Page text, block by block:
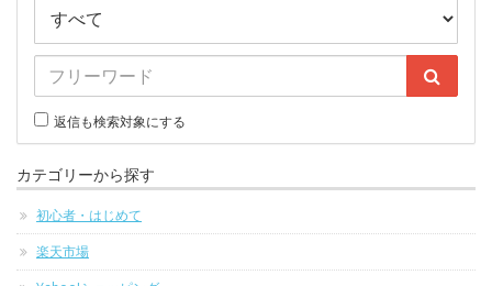
返信も検索対象にする
カテゴリーから探す
初心者・はじめて
楽天市場